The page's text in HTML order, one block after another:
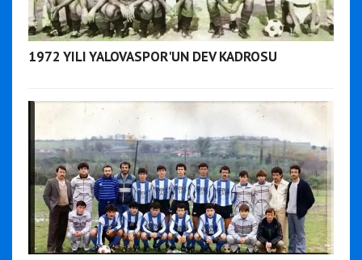
1972 YILI YALOVASPOR'UN DEV KADROSU